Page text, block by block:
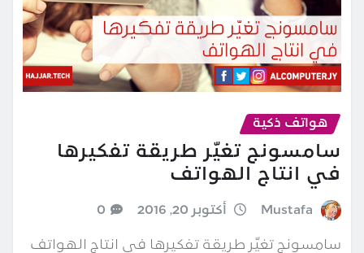
هواتف ذكية
سامسونج تغيّر طريقة تفكيرها
في انتاج الهواتف
Mustafa أكتوبر 20, 2016 0
سامسونج تغيّر طريقة تفكيرها في انتاج الهواتف